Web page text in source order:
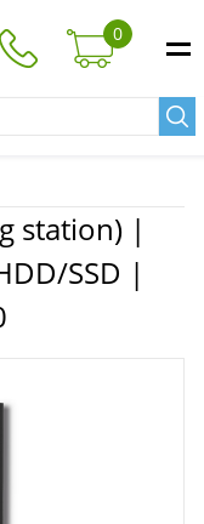
0
station) |
SSD |